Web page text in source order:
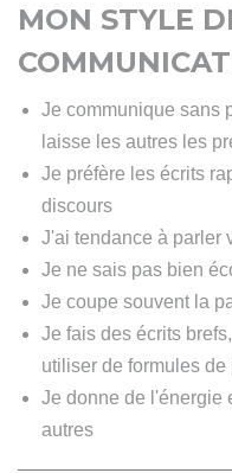
MON STYLE
Je communique sans
laisse les autres les
Je préfère les écrits
discours
J'ai tendance à parler
Je ne sais pas bien
Je coupe souvent la
Je fais des écrits
utiliser de formules de
Je donne de l'énergie
autres